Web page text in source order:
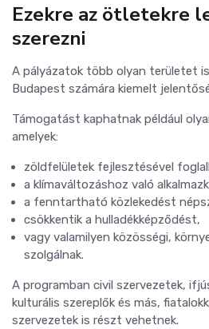
Ezekre az ötletekre
szerezni
A pályázatok több olyan területet
Budapest számára kiemelt
Támogatást kaphatnak például
amelyek:
zöldfelületek fejlesztésével
a klímaváltozáshoz való
a fenntartható közlekedést
csökkentik a hulladékképződést,
vagy valamilyen közösségi,
szolgálnak.
A programban civil szervezetek,
kulturális szereplők és más,
szervezetek is részt vehetnek.